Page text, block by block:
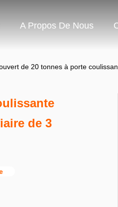
A Propos De Nous
de 20 tonnes à porte
de 3